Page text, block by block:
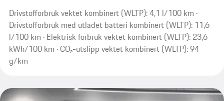
Drivstofforbruk vektet kombinert (WLTP): 4,1 l/100 km ·
Drivstofforbruk med utladet batteri kombinert (WLTP): 11,6
l/100 km · Elektrisk forbruk vektet kombinert (WLTP): 23,6
kWh/100 km · CO₂-utslipp vektet kombinert (WLTP): 94
g/km